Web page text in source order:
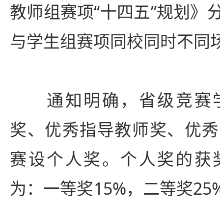
教师组赛项“十四五”规划》
与学生组赛项同校同时不同
通知明确，省级竞赛
奖、优秀指导教师奖、优
赛设个人奖。个人奖的获
为：一等奖15%，二等奖